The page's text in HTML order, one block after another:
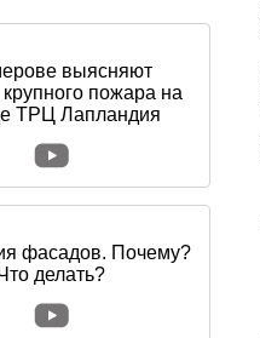
выясняют
пожара на
ТРЦ Лапландия
фасадов. Почему?
делать?